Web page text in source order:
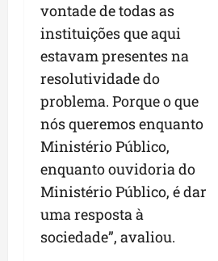
vontade de todas as
instituições que aqui
estavam presentes na
resolutividade do
problema. Porque o que
nós queremos enquanto
Ministério Público,
enquanto ouvidoria do
Ministério Público, é dar
uma resposta à
sociedade”, avaliou.